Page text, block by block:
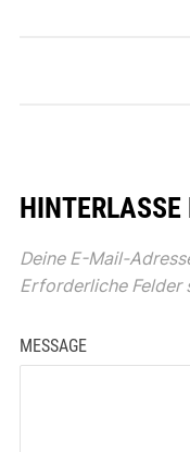
Deine E-Mail-
Erforderliche Felder
MESSAGE